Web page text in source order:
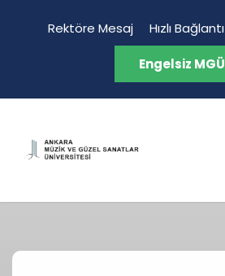
Rektöre Mesaj Hızlı Bağlantı
Engelsiz MGÜ